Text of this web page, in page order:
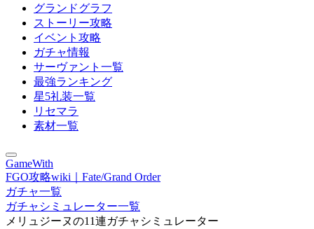
グランドグラフ
ストーリー攻略
イベント攻略
ガチャ情報
サーヴァント一覧
最強ランキング
星5礼装一覧
リセマラ
素材一覧
GameWith
FGO攻略wiki｜Fate/Grand Order
ガチャ一覧
ガチャシミュレーター一覧
メリュジーヌの11連ガチャシミュレーター